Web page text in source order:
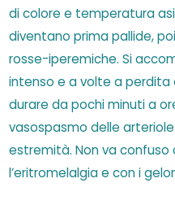
di colore e temperatura
diventano prima pallide,
rosse-iperemiche. Si
intenso e a volte a perdita
durare da pochi minuti a
vasospasmo delle
estremità. Non va confuso
l’eritromelalgia e con i